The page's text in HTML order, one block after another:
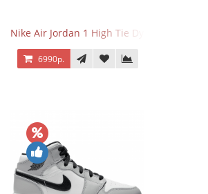
Nike Air Jordan 1 High Tie Dye
6990р.